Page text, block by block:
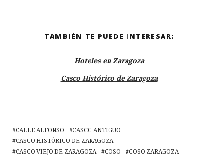
TAMBIÉN TE PUEDE INTERESAR:
Hoteles en Zaragoza
Casco Histórico de Zaragoza
CALLE ALFONSO
CASCO ANTIGUO
CASCO HISTÓRICO DE ZARAGOZA
CASCO VIEJO DE ZARAGOZA
COSO
COSO ZARAGOZA